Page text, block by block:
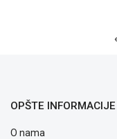
OPŠTE INFORMACIJE
O nama